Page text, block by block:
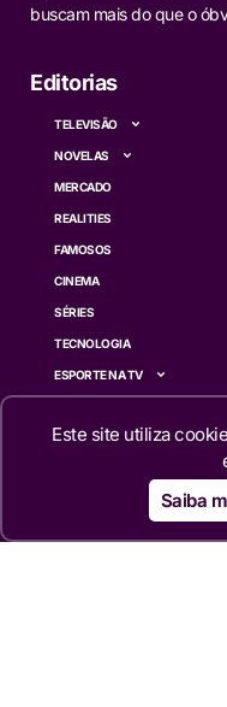
buscam mais do que o
Editorias
TELEVISÃO
NOVELAS
MERCADO
REALITIES
FAMOSOS
CINEMA
SÉRIES
TECNOLOGIA
ESPORTE NA TV
Este site utiliza
Saiba